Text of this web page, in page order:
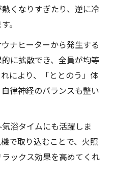
作る扇風機の使い方
ムラを解消しよう
み合わせが湿度対策に
扇風機が決め手
空気循環と扇風機活用
扇風機が効果的な理
ウナの清潔な空間作り
にサウナで扇風機を活
くなりすぎたり、逆に冷
。
ナヒーターから発生する
に拡散でき、全員が均等
により、「ととのう」体
律神経のバランスも整い
浴タイムにも活躍しま
で取り込むことで、火照
ックス効果を高めてくれ